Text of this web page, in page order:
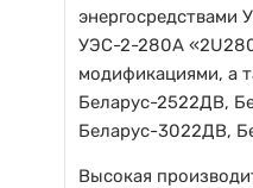
УЭС-2-280А
модификациями, а
Беларус-2522ДВ,
Беларус-3022ДВ,
Высокая